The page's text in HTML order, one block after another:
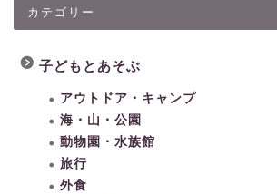
カテゴリー
子どもとあそぶ
アウトドア・キャンプ
海・山・公園
動物園・水族館
旅行
外食